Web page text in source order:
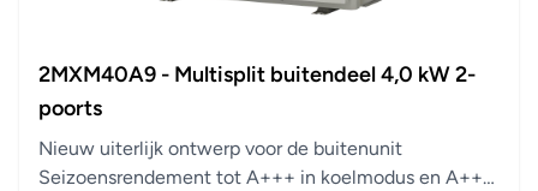
2MXM40A9 - Multisplit buitendeel 4,0 kW 2-
poorts
Nieuw uiterlijk ontwerp voor de buitenunit
Seizoensrendement tot A+++ in koelmodus en A++